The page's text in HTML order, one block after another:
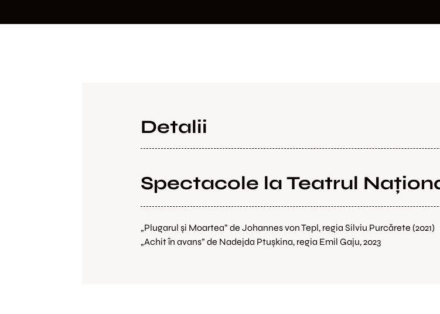
Detalii
Spectacole la Teatrul
„Plugarul și Moartea” de Johannes von Tepl, regia Silviu Purcărete (2021)
„Achit în avans” de Nadejda Ptușkina, regia Emil Gaju, 2023